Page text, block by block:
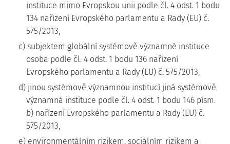
instituce mimo Evropskou unii podle čl. 4 odst. 1 bodu
134 nařízení Evropského parlamentu a Rady (EU) č.
575/2013,
c) subjektem globální systémově významné instituce
osoba podle čl. 4 odst. 1 bodu 136 nařízení
Evropského parlamentu a Rady (EU) č. 575/2013,
d) jinou systémově významnou institucí jiná systémově
významná instituce podle čl. 4 odst. 1 bodu 146 písm.
b) nařízení Evropského parlamentu a Rady (EU) č.
575/2013,
e) environmentálním rizikem, sociálním rizikem a